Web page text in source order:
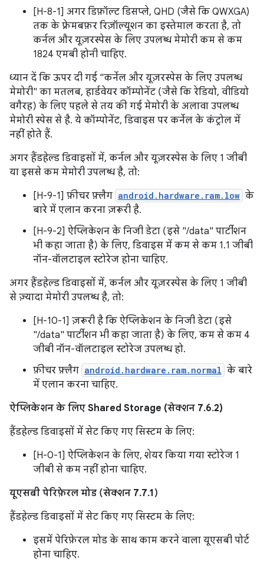
[H-8-1] अगर डिफ़ॉल्ट डिसप्ले, QHD (जैसे कि QWXGA)
तक के फ़्रेमबफ़र रिज़ॉल्यूशन का इस्तेमाल करता है, तो
कर्नल और यूज़रस्पेस के लिए उपलब्ध मेमोरी कम से कम
1824 एमबी होनी चाहिए.
ध्यान दें कि ऊपर दी गई "कर्नेल और यूज़रस्पेस के लिए उपलब्ध
मेमोरी" का मतलब, हार्डवेयर कॉम्पोनेंट (जैसे कि रेडियो, वीडियो
वगैरह) के लिए पहले से तय की गई मेमोरी के अलावा उपलब्ध
मेमोरी स्पेस से है. ये कॉम्पोनेंट, डिवाइस पर कर्नेल के कंट्रोल में
नहीं होते हैं.
अगर हैंडहेल्ड डिवाइसों में, कर्नल और यूज़रस्पेस के लिए 1 जीबी
या इससे कम मेमोरी उपलब्ध है, तो:
[H-9-1] फ़ीचर फ़्लैग android.hardware.ram.low के
बारे में एलान करना ज़रूरी है.
[H-9-2] ऐप्लिकेशन के निजी डेटा (इसे "/data" पार्टीशन
भी कहा जाता है) के लिए, डिवाइस में कम से कम 1.1 जीबी
नॉन-वॉलटाइल स्टोरेज होना चाहिए.
अगर हैंडहेल्ड डिवाइसों में, कर्नल और यूज़रस्पेस के लिए 1 जीबी
से ज़्यादा मेमोरी उपलब्ध है, तो:
[H-10-1] ज़रूरी है कि ऐप्लिकेशन के निजी डेटा (इसे
"/data" पार्टीशन भी कहा जाता है) के लिए, कम से कम 4
जीबी नॉन-वॉलटाइल स्टोरेज उपलब्ध हो.
फ़ीचर फ़्लैग android.hardware.ram.normal के बारे
में एलान करना चाहिए.
ऐप्लिकेशन के लिए Shared Storage (सेक्शन 7.6.2)
हैंडहेल्ड डिवाइसों में सेट किए गए सिस्टम के लिए:
[H-0-1] ऐप्लिकेशन के लिए, शेयर किया गया स्टोरेज 1
जीबी से कम नहीं होना चाहिए.
यूएसबी पेरिफ़ेरल मोड (सेक्शन 7.7.1)
हैंडहेल्ड डिवाइसों में सेट किए गए सिस्टम के लिए:
इसमें पेरिफ़ेरल मोड के साथ काम करने वाला यूएसबी पोर्ट
होना चाहिए.